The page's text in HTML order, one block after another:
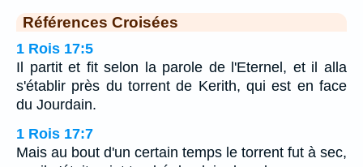
Références Croisées
1 Rois 17:5
Il partit et fit selon la parole de l'Eternel, et il alla
s'établir près du torrent de Kerith, qui est en face
du Jourdain.
1 Rois 17:7
Mais au bout d'un certain temps le torrent fut à sec,